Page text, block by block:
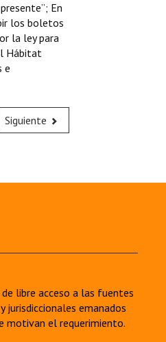
En
los boletos
la ley para
Hábitat
e
Siguiente
libre acceso a las fuentes
emanados
motivan el requerimiento.